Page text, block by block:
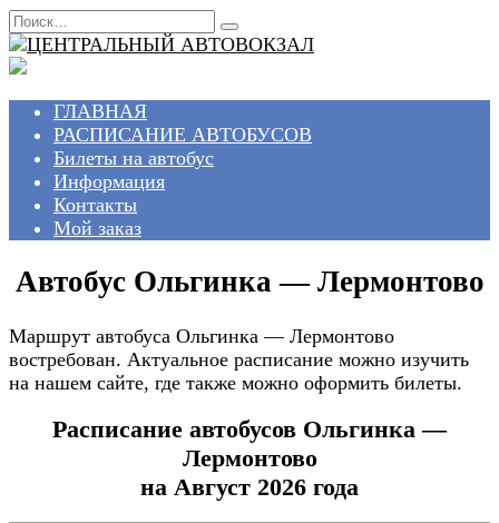
Перейти
к
содержанию
Search
for:
ГЛАВНАЯ
РАСПИСАНИЕ АВТОБУСОВ
Билеты на автобус
Информация
Контакты
Мой заказ
Автобус Ольгинка — Лермонтово
Маршрут автобуса Ольгинка — Лермонтово
востребован. Актуальное расписание можно изучить
на нашем сайте, где также можно оформить билеты.
Расписание автобусов Ольгинка —
Лермонтово
на Август 2026 года